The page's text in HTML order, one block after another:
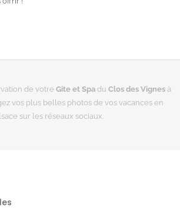
de votre Gite et Spadu Clos des Vignesà
vos plus belles photos de vos vacances en
sur les réseaux sociaux.